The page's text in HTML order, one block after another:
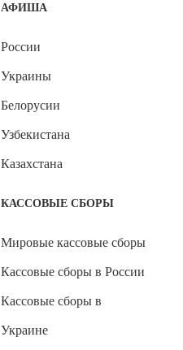
АФИША
России
Украины
Белорусии
Узбекистана
Казахстана
КАССОВЫЕ СБОРЫ
Мировые кассовые сборы
Кассовые сборы в России
Кассовые сборы в
Украине